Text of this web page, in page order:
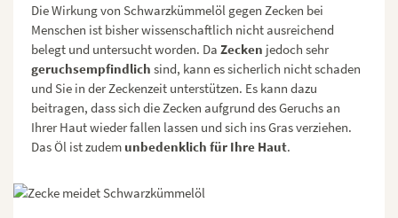
Die Wirkung von Schwarzkümmelöl gegen Zecken bei
Menschen ist bisher wissenschaftlich nicht ausreichend
belegt und untersucht worden. Da Zecken jedoch sehr
geruchsempfindlich sind, kann es sicherlich nicht schaden
und Sie in der Zeckenzeit unterstützen. Es kann dazu
beitragen, dass sich die Zecken aufgrund des Geruchs an
Ihrer Haut wieder fallen lassen und sich ins Gras verziehen.
Das Öl ist zudem unbedenklich für Ihre Haut.